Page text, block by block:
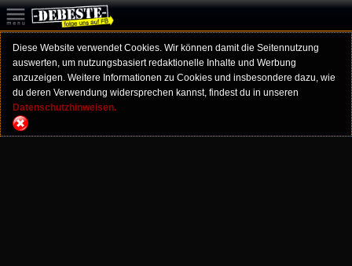
Diese Website verwendet Cookies. Wir können damit die Seitennutzung
auswerten, um nutzungsbasiert redaktionelle Inhalte und Werbung
anzuzeigen. Weitere Informationen zu Cookies und insbesondere dazu, wie
du deren Verwendung widersprechen kannst, findest du in unseren
Datenschutzhinweisen.